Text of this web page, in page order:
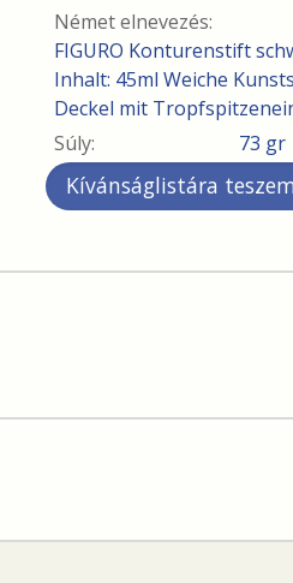
Német elnevezés:
FIGURO Konturenstift
Inhalt: 45ml Weiche
Deckel mit
Súly:
73 gr
Kívánságlistára